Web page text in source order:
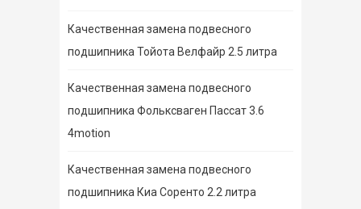
Качественная замена подвесного
подшипника Тойота Велфайр 2.5 литра
Качественная замена подвесного
подшипника Фольксваген Пассат 3.6
4motion
Качественная замена подвесного
подшипника Киа Соренто 2.2 литра